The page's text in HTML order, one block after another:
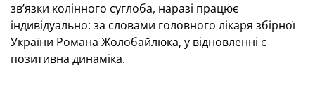
зв’язки колінного суглоба, наразі працює
індивідуально: за словами головного лікаря збірної
України Романа Жолобайлюка, у відновленні є
позитивна динаміка.